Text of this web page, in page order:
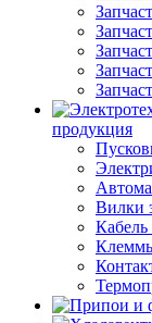
продукция
Вилки
Кабель